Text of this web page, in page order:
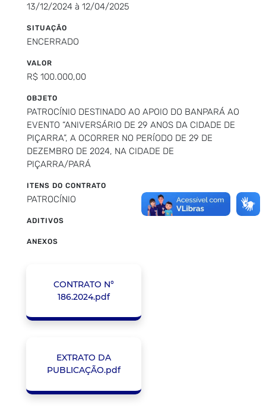
13/12/2024 à 12/04/2025
SITUAÇÃO
ENCERRADO
VALOR
R$ 100.000,00
OBJETO
PATROCÍNIO DESTINADO AO APOIO DO BANPARÁ AO
EVENTO “ANIVERSÁRIO DE 29 ANOS DA CIDADE DE
PIÇARRA”, A OCORRER NO PERÍODO DE 29 DE
DEZEMBRO DE 2024, NA CIDADE DE
PIÇARRA/PARÁ
ITENS DO CONTRATO
PATROCÍNIO
ADITIVOS
ANEXOS
CONTRATO N°
186.2024.pdf
EXTRATO DA
PUBLICAÇÃO.pdf